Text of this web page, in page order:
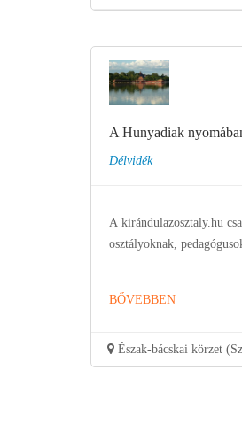
A Hunyadiak
Délvidék
A kirándulazosztaly.hu
osztályoknak,
BŐVEBBEN
Észak-bácskai körzet